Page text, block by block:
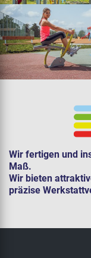
Wir fertigen und
Maß.
Wir bieten
präzise